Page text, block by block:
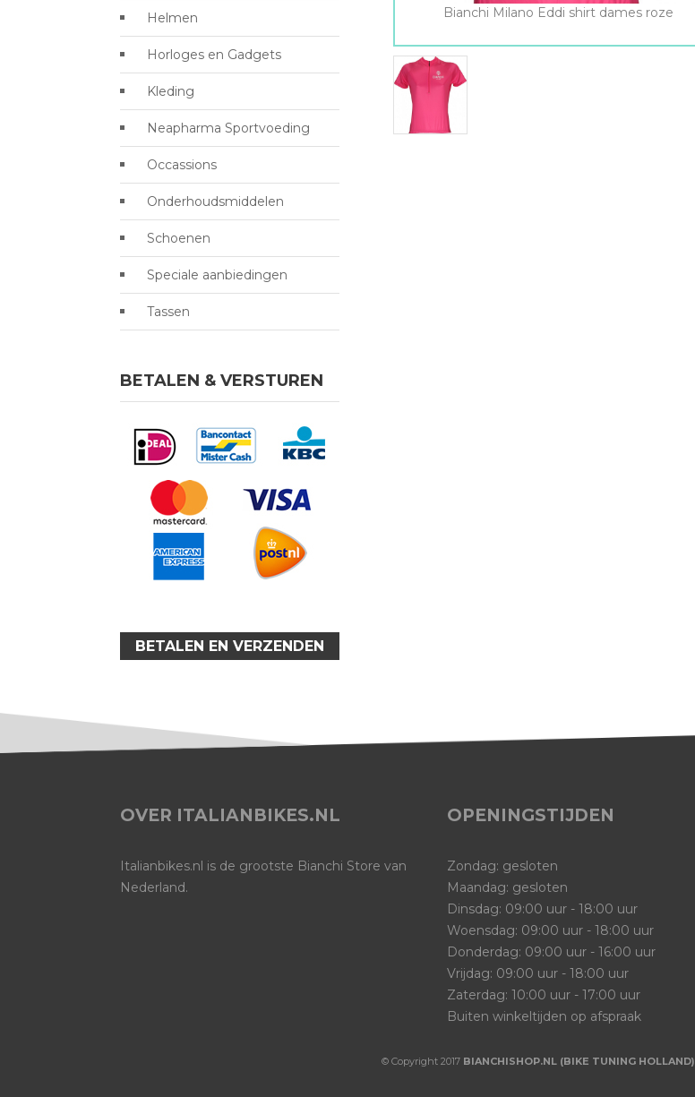
Bianchi Milano Eddi shirt dames roze
Helmen
Horloges en Gadgets
Kleding
Neapharma Sportvoeding
Occassions
Onderhoudsmiddelen
Schoenen
Speciale aanbiedingen
Tassen
BETALEN & VERSTUREN
BETALEN EN VERZENDEN
OVER ITALIANBIKES.NL
Italianbikes.nl is de grootste Bianchi Store van
Nederland.
OPENINGSTIJDEN
Zondag: gesloten
Maandag: gesloten
Dinsdag: 09:00 uur - 18:00 uur
Woensdag: 09:00 uur - 18:00 uur
Donderdag: 09:00 uur - 16:00 uur
Vrijdag: 09:00 uur - 18:00 uur
Zaterdag: 10:00 uur - 17:00 uur
Buiten winkeltijden op afspraak
© Copyright 2017 BIANCHISHOP.NL (BIKE TUNING HOLLAND)